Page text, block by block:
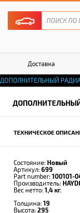
Доставка
ДОПОЛНИТЕЛЬНЫЙ
ТЕХНИЧЕСКОЕ
Состояние: Новый
Артикул: 699
Part number: 100101-
Производитель:
Вес нетто: 1,4 кг.
Толщина: 19
Высота: 295